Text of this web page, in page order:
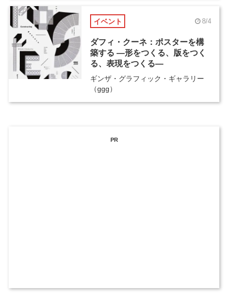
イベント 8/4
ダフィ・クーネ：ポスターを構
築する ―形をつくる、版をつく
る、表現をつくる―
ギンザ・グラフィック・ギャラリー
（ggg）
PR